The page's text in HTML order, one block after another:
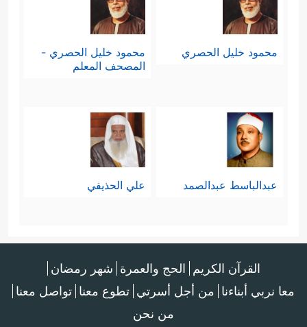
محمود خليل الحصري
محمود خليل الحصري -
المصحف المعلم
عبدالباسط عبدالصمد علي الحذيفي
القرآن الكريم الحج والعمرة شهر رمضان
معا نربي أبناءنا من أجل أسرتي تطوع معنا تواصل معنا
من نحن